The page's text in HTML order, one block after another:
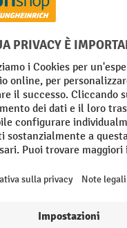
GUIDESYSTEMS®